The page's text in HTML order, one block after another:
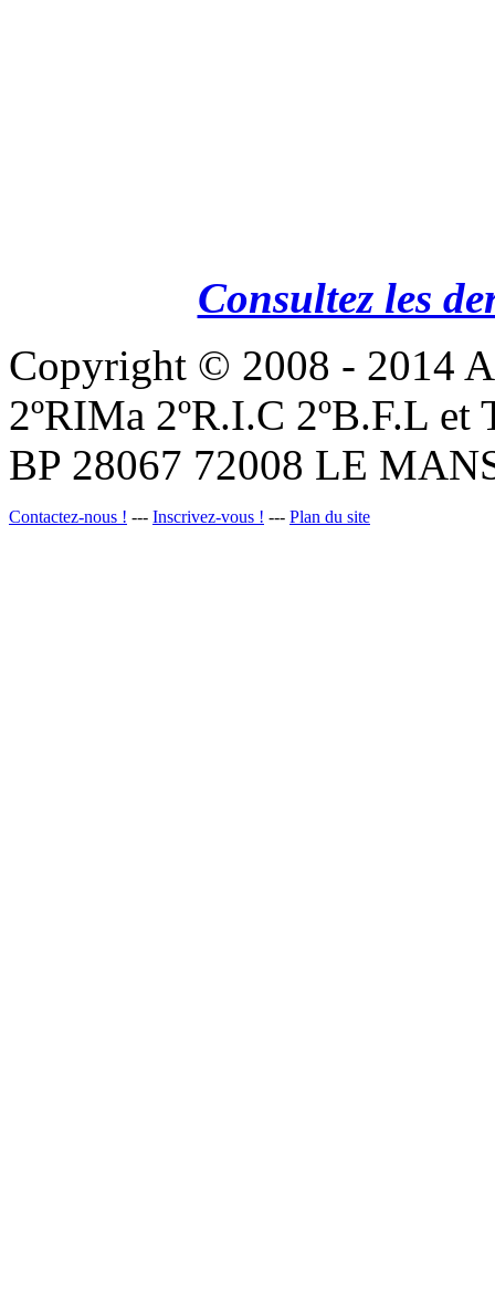
Consultez les
Copyright © 2008 - 2014
2ºRIMa 2ºR.I.C 2ºB.F.L
BP 28067 72008 LE
Contactez-nous ! --- Inscrivez-vous ! --- Plan du site